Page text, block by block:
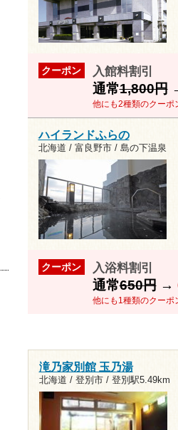
クーポン 入館料割引
通常1,800円
他にも2種類のクーポ
ハイランドふらの
北海道 / 富良野市 / 島の下温泉
クーポン 入浴料割引
通常650円→
他にも1種類のクーポ
滝乃家別館 玉乃湯
北海道 / 登別市 / 登別駅5.49km